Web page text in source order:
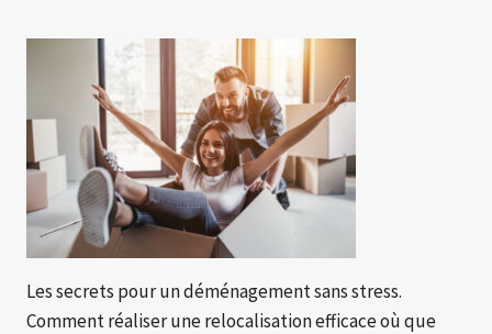
Les secrets pour un déménagement sans stress.
Comment réaliser une relocalisation efficace où que